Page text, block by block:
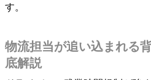
す。
物流担当が追い込まれる
底解説